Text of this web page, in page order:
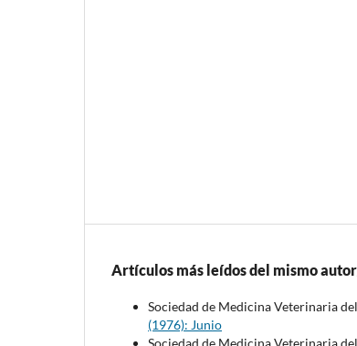
Artículos más leídos del mismo
Sociedad de Medicina Veterinaria
(1976): Junio
Sociedad de Medicina Veterinaria